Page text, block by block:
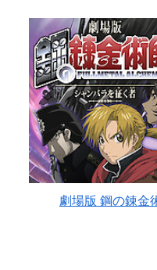
劇場版 鋼の錬金